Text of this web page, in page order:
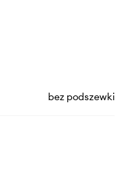
bez podszewki